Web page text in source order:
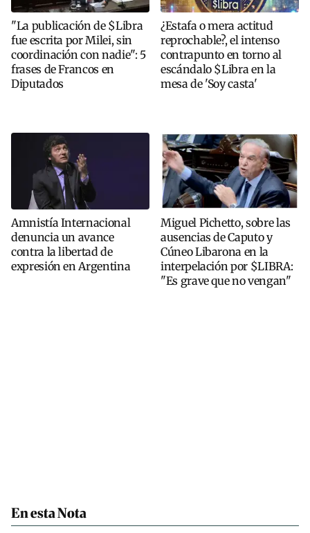
"La publicación de $Libra
fue escrita por Milei, sin
coordinación con nadie": 5
frases de Francos en
Diputados
¿Estafa o mera actitud
reprochable?, el intenso
contrapunto en torno al
escándalo $Libra en la
mesa de 'Soy casta'
Amnistía Internacional
denuncia un avance
contra la libertad de
expresión en Argentina
Miguel Pichetto, sobre las
ausencias de Caputo y
Cúneo Libarona en la
interpelación por $LIBRA:
"Es grave que no vengan"
En esta Nota